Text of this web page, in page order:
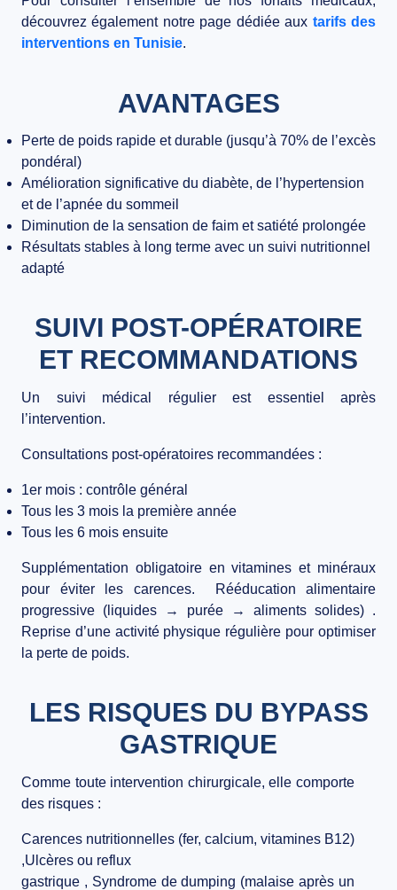
découvrez également notre page dédiée aux tarifs des
interventions en Tunisie.
AVANTAGES
Perte de poids rapide et durable (jusqu’à 70% de l’excès
pondéral)
Amélioration significative du diabète, de l’hypertension
et de l’apnée du sommeil
Diminution de la sensation de faim et satiété prolongée
Résultats stables à long terme avec un suivi nutritionnel
adapté
SUIVI POST-OPÉRATOIRE
ET RECOMMANDATIONS
Un suivi médical régulierest essentiel après
l’intervention.
Consultations post-opératoires recommandées :
1er mois : contrôle général
Tous les 3 mois la première année
Tous les 6 mois ensuite
Supplémentation obligatoireen vitamines et minéraux
pour éviter les carences.
Rééducation alimentaire
progressive (liquides → purée → aliments solides) .
Reprise d’une activité physique régulière pour optimiser
la perte de poids.
LES RISQUES DU BYPASS
GASTRIQUE
Comme toute intervention chirurgicale, elle comporte
des risques :
Carences nutritionnelles (fer, calcium, vitamines B12)
,Ulcères ou reflux
gastrique , Syndrome de dumping (malaise après un